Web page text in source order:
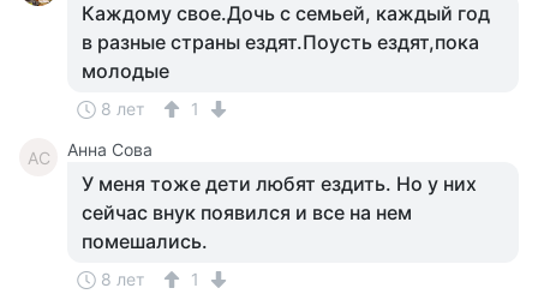
Каждому свое.Дочь с семьей, каждый год
в разные страны ездят.Поусть ездят,пока
молодые
8 лет 1
АС Анна Сова
У меня тоже дети любят ездить. Но у них
сейчас внук появился и все на нем
помешались.
8 лет 1